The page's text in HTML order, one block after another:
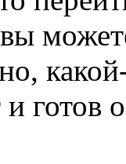
готов